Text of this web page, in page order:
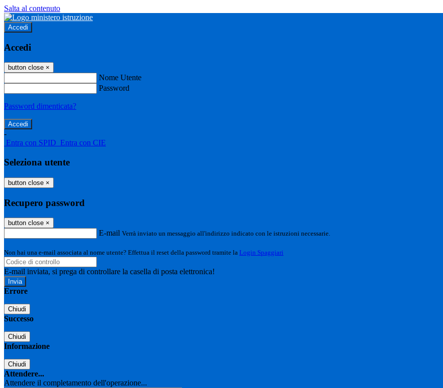
Salta al contenuto
Accedi
Accedi
button close ×
Nome Utente
Password
Password dimenticata?
-
Entra con SPID Entra con CIE
Seleziona utente
button close ×
Recupero password
button close ×
E-mail Verrà inviato un messaggio all'indirizzo indicato con le istruzioni necessarie.
Non hai una e-mail associata al nome utente? Effettua il reset della password tramite la Login Spaggiari
E-mail inviata, si prega di controllare la casella di posta elettronica!
Errore
Chiudi
Successo
Chiudi
Informazione
Chiudi
Attendere...
Attendere il completamento dell'operazione...